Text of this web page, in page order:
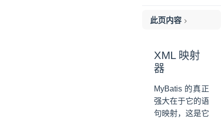
此页内容
XML 映射
器
MyBatis 的真正
强大在于它的语
句映射，这是它